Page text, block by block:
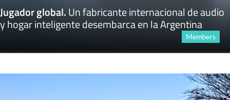
Jugador global.Un fabricante internacional de audio
y hogar inteligente desembarca en la Argentina
Members